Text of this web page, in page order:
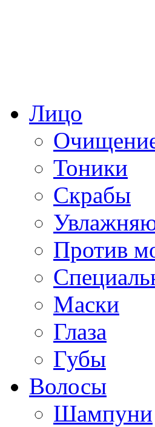
Лицо
Тоники
Скрабы
Против
Маски
Глаза
Губы
Волосы
Шампуни